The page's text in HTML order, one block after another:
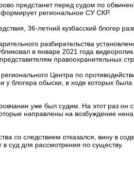
предстанет перед судом по
региональное СУ СКР.
36-летний кузбасский блогер
разбирательства
в январе 2021 года
правоохранительных
Центра по
блогера обыски, в ходе которых
уже был судим. На этот раз он
направлены на возбуждение
со следствием отказался, вину в
суд для рассмотрения по существу.